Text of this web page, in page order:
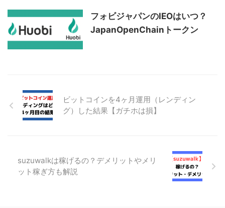
フォビジャパンのIEOはいつ？
JapanOpenChainトークン
ビットコインを4ヶ月運用（レンディン
グ）した結果【ガチホは損】
suzuwalkは稼げるの？デメリットやメリ
ット稼ぎ方も解説